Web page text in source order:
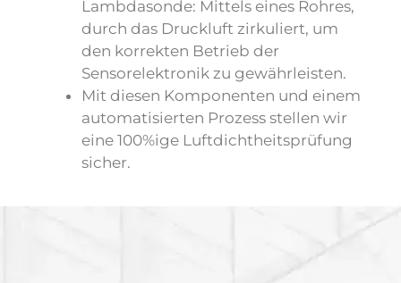
Lambdasonde: Mittels eines Rohres,
durch das Druckluft zirkuliert, um
den korrekten Betrieb der
Sensorelektronik zu gewährleisten.
Mit diesen Komponenten und einem
automatisierten Prozess stellen wir
eine 100%ige Luftdichtheitsprüfung
sicher.